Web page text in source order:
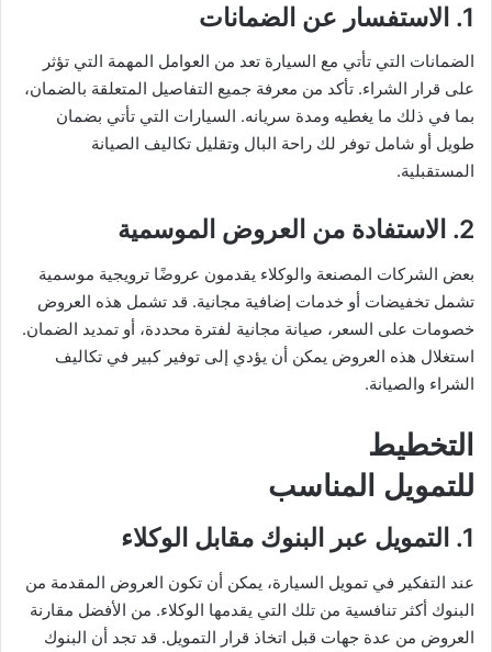
1. الاستفسار عن الضمانات
الضمانات التي تأتي مع السيارة تعد من العوامل المهمة التي تؤثر
على قرار الشراء. تأكد من معرفة جميع التفاصيل المتعلقة بالضمان،
بما في ذلك ما يغطيه ومدة سريانه. السيارات التي تأتي بضمان
طويل أو شامل توفر لك راحة البال وتقليل تكاليف الصيانة
المستقبلية.
2. الاستفادة من العروض الموسمية
بعض الشركات المصنعة والوكلاء يقدمون عروضًا ترويجية موسمية
تشمل تخفيضات أو خدمات إضافية مجانية. قد تشمل هذه العروض
خصومات على السعر، صيانة مجانية لفترة محددة، أو تمديد الضمان.
استغلال هذه العروض يمكن أن يؤدي إلى توفير كبير في تكاليف
الشراء والصيانة.
التخطيط
للتمويل المناسب
1. التمويل عبر البنوك مقابل الوكلاء
عند التفكير في تمويل السيارة، يمكن أن تكون العروض المقدمة من
البنوك أكثر تنافسية من تلك التي يقدمها الوكلاء. من الأفضل مقارنة
العروض من عدة جهات قبل اتخاذ قرار التمويل. قد تجد أن البنوك